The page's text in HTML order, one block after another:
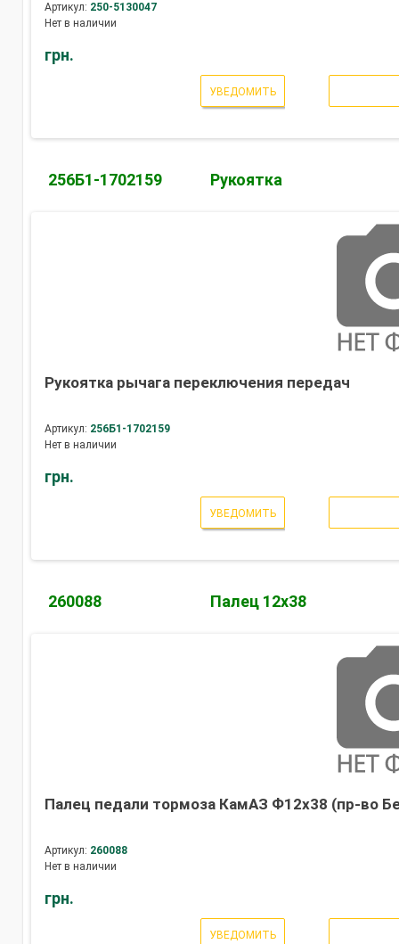
Артикул: 250-5130047
Нет в наличии
грн.
УВЕДОМИТЬ
256Б1-1702159 Рукоятка
Рукоятка рычага переключения передач
Артикул: 256Б1-1702159
Нет в наличии
грн.
УВЕДОМИТЬ
260088 Палец 12х38
Палец педали тормоза КамАЗ Ф12х38 (пр-во
Артикул: 260088
Нет в наличии
грн.
УВЕДОМИТЬ